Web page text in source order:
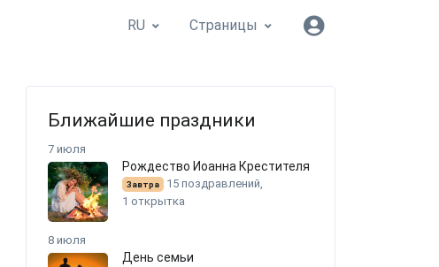
RU Страницы
Ближайшие праздники
7 июля
Рождество Иоанна Крестителя
Завтра 15 поздравлений,
1 открытка
8 июля
День семьи